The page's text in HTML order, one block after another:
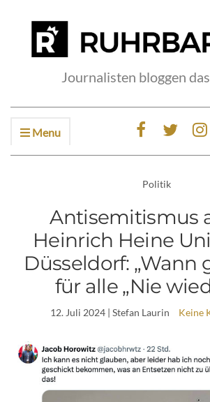
Journalisten bloggen
Menu
Politik
Antisemitismus
Heinrich Heine
Düsseldorf: „Wann
für alle „Nie
12. Juli 2024| Stefan Laurin Keine